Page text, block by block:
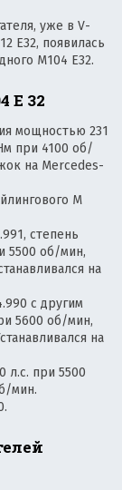
уже в V-
Е32, появилась
М104 Е32.
Е 32
мощностью 231
при 4100 об/
на Mercedes-
М
степень
5500 об/мин,
на
с другим
5600 об/мин,
на
л.с. при 5500
мин.